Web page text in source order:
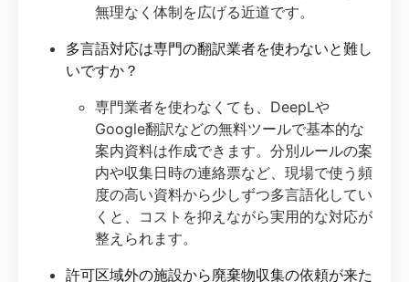
無理なく体制を広げる近道です。
多言語対応は専門の翻訳業者を使わないと難し
いですか？
専門業者を使わなくても、DeepLや
Google翻訳などの無料ツールで基本的な
案内資料は作成できます。分別ルールの案
内や収集日時の連絡票など、現場で使う頻
度の高い資料から少しずつ多言語化してい
くと、コストを抑えながら実用的な対応が
整えられます。
許可区域外の施設から廃棄物収集の依頼が来た